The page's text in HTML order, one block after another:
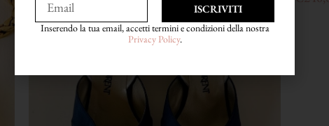
ISCRIVITI
Inserendo la tua email, accetti termini e condizioni della nostra
Privacy Policy.